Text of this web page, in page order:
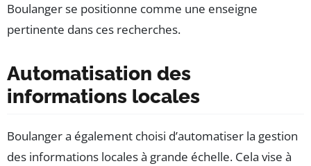
Boulanger se positionne comme une enseigne
pertinente dans ces recherches.
Automatisation des
informations locales
Boulanger a également choisi d’automatiser la gestion
des informations locales à grande échelle. Cela vise à